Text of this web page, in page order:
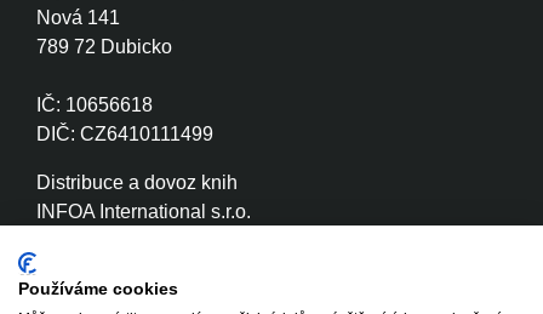
Nová 141
789 72 Dubicko
IČ: 10656618
DIČ: CZ6410111499
Distribuce a dovoz knih
INFOA International s.r.o.
Používáme cookies